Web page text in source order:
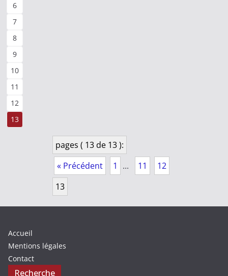
6
7
8
9
10
11
12
13
pages ( 13 de 13 ):
« Précédent
1 ... 11
12
13
Accueil
Mentions légales
Contact
Recherche